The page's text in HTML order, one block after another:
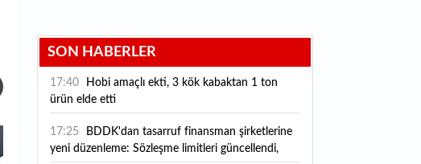
SON HABERLER
17:40
ürün elde etti
17:25
yeni düzenleme: Sözleşme limitleri güncellendi,